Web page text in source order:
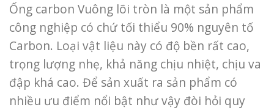
Ống carbon Vuông lõi tròn là một sản phẩm
công nghiệp có chứ tối thiểu 90% nguyên tố
Carbon. Loại vật liệu này có độ bền rất cao,
trọng lượng nhẹ, khả năng chịu nhiệt, chịu va
đập khá cao. Để sản xuất ra sản phẩm có
nhiều ưu điểm nổi bật như vậy đòi hỏi quy